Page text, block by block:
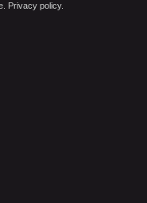
Privacy policy.